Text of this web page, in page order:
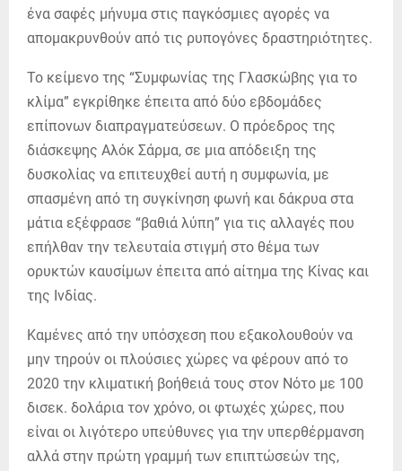
ένα σαφές μήνυμα στις παγκόσμιες αγορές να
απομακρυνθούν από τις ρυπογόνες δραστηριότητες.
Το κείμενο της “Συμφωνίας της Γλασκώβης για το
κλίμα” εγκρίθηκε έπειτα από δύο εβδομάδες
επίπονων διαπραγματεύσεων. Ο πρόεδρος της
διάσκεψης Αλόκ Σάρμα, σε μια απόδειξη της
δυσκολίας να επιτευχθεί αυτή η συμφωνία, με
σπασμένη από τη συγκίνηση φωνή και δάκρυα στα
μάτια εξέφρασε “βαθιά λύπη” για τις αλλαγές που
επήλθαν την τελευταία στιγμή στο θέμα των
ορυκτών καυσίμων έπειτα από αίτημα της Κίνας και
της Ινδίας.
Καμένες από την υπόσχεση που εξακολουθούν να
μην τηρούν οι πλούσιες χώρες να φέρουν από το
2020 την κλιματική βοήθειά τους στον Νότο με 100
δισεκ. δολάρια τον χρόνο, οι φτωχές χώρες, που
είναι οι λιγότερο υπεύθυνες για την υπερθέρμανση
αλλά στην πρώτη γραμμή των επιπτώσεών της,